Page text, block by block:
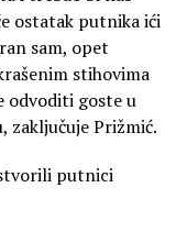
ostatak putnika ići
sam, opet
stihovima
odvoditi goste u
zaključuje Prižmić.
putnici